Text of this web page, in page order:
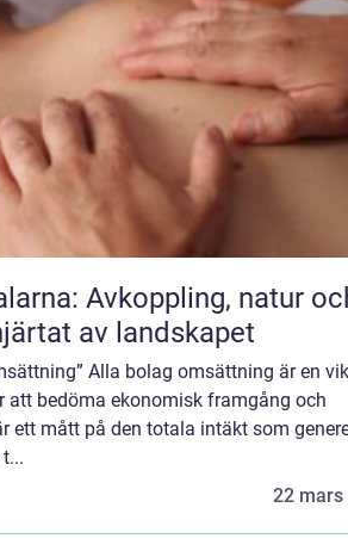
Avkoppling, natur
av landskapet
Alla bolag omsättning är en
att bedöma ekonomisk framgång och
ett mått på den totala intäkt som
22 mars